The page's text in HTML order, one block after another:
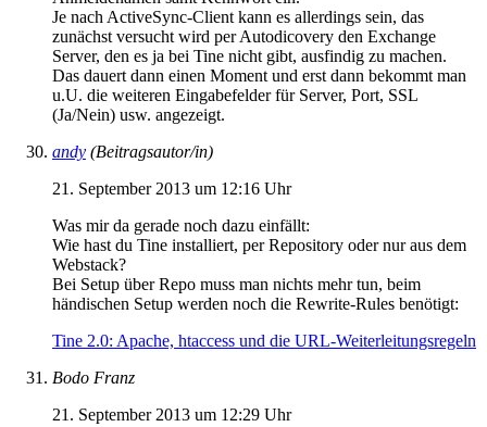
Je nach ActiveSync-Client kann es allerdings sein, das
zunächst versucht wird per Autodicovery den Exchange
Server, den es ja bei Tine nicht gibt, ausfindig zu machen.
Das dauert dann einen Moment und erst dann bekommt man
u.U. die weiteren Eingabefelder für Server, Port, SSL
(Ja/Nein) usw. angezeigt.
andy (Beitragsautor/in)
21. September 2013 um 12:16 Uhr
Was mir da gerade noch dazu einfällt:
Wie hast du Tine installiert, per Repository oder nur aus dem
Webstack?
Bei Setup über Repo muss man nichts mehr tun, beim
händischen Setup werden noch die Rewrite-Rules benötigt:
Tine 2.0: Apache, htaccess und die URL-Weiterleitungsregeln
Bodo Franz
21. September 2013 um 12:29 Uhr